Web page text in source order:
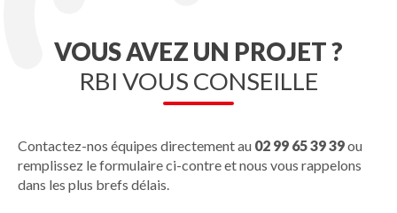
VOUS AVEZ UN PROJET ?
RBI VOUS CONSEILLE
Contactez-nos équipes directement au 02 99 65 39 39ou
remplissez le formulaire ci-contre et nous vous rappelons
dans les plus brefs délais.